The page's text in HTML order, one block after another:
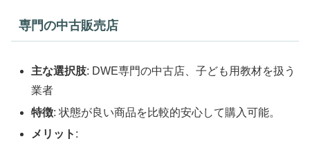
専門の中古販売店
主な選択肢: DWE専門の中古店、子ども用教材を扱う
業者
特徴: 状態が良い商品を比較的安心して購入可能。
メリット :